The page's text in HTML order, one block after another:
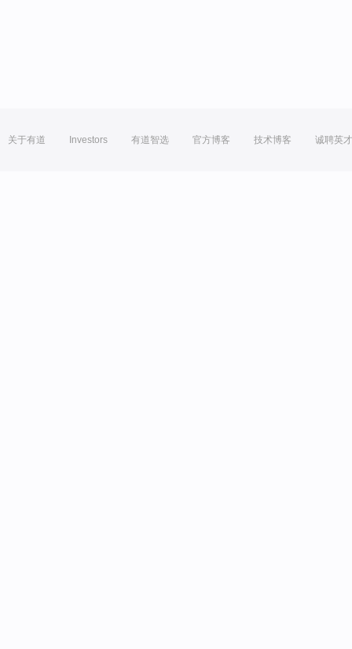
关于有道 Investors 有道智选 官方博客 技术博客 诚聘英才